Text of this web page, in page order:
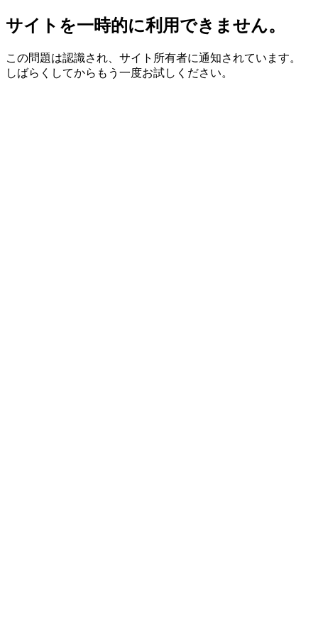
サイトを一時的に利用できません。
この問題は認識され、サイト所有者に通知されています。
しばらくしてからもう一度お試しください。